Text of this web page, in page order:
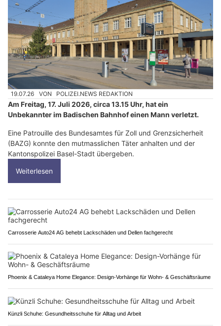
19.07.26 VON POLIZEI.NEWS REDAKTION
Am Freitag, 17. Juli 2026, circa 13.15 Uhr, hat ein
Unbekannter im Badischen Bahnhof einen Mann verletzt.
Eine Patrouille des Bundesamtes für Zoll und Grenzsicherheit
(BAZG) konnte den mutmasslichen Täter anhalten und der
Kantonspolizei Basel-Stadt übergeben.
Weiterlesen
Carrosserie Auto24 AG behebt Lackschäden und Dellen fachgerecht
Phoenix & Cataleya Home Elegance: Design-Vorhänge für Wohn- & Geschäftsräume
Künzli Schuhe: Gesundheitsschuhe für Alltag und Arbeit